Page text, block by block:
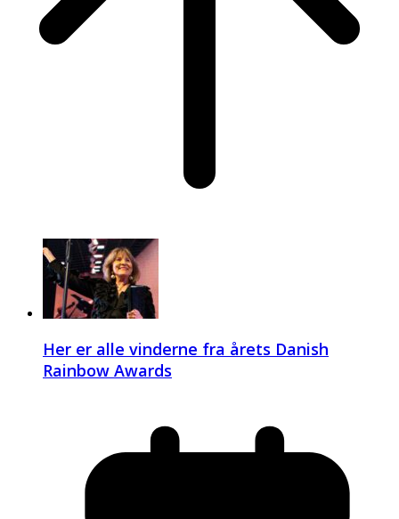
Her er alle vinderne fra årets Danish
Rainbow Awards